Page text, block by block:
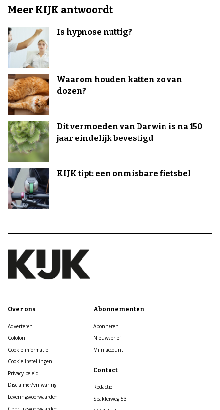
Meer KIJK antwoordt
Is hypnose nuttig?
Waarom houden katten zo van
dozen?
Dit vermoeden van Darwin is na 150
jaar eindelijk bevestigd
KIJK tipt: een onmisbare fietsbel
Over ons
Adverteren
Colofon
Cookie informatie
Cookie Instellingen
Privacy beleid
Disclaimer/vrijwaring
Leveringsvoorwaarden
Gebruiksvoorwaarden
Abonnementen
Abonneren
Nieuwsbrief
Mijn account
Contact
Redactie
Spaklerweg 53